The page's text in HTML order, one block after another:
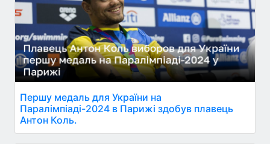
Першу медаль для України на
Паралімпіаді-2024 в Парижі здобув плавець
Антон Коль.